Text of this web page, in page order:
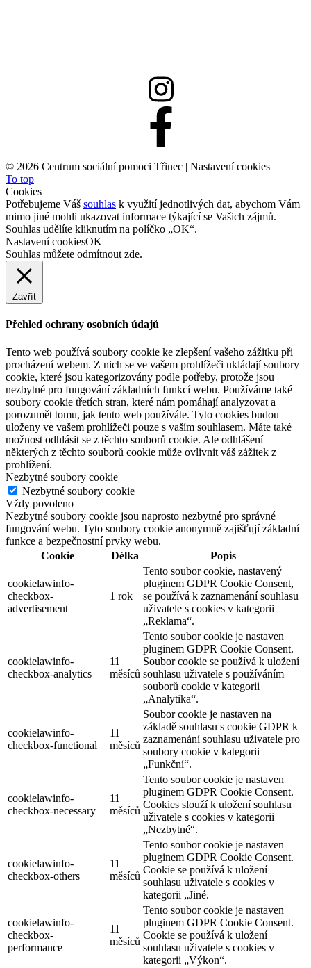
© 2026 Centrum sociální pomoci Třinec | Nastavení cookies
To top
Cookies
Potřebujeme Váš souhlas k využití jednotlivých dat, abychom Vám
mimo jiné mohli ukazovat informace týkající se Vašich zájmů.
Souhlas udělíte kliknutím na políčko „OK“.
Nastavení cookiesOK
Souhlas můžete odmítnout zde.
Zavřít
Přehled ochrany osobních údajů
Tento web používá soubory cookie ke zlepšení vašeho zážitku při
procházení webem. Z nich se ve vašem prohlížeči ukládají soubory
cookie, které jsou kategorizovány podle potřeby, protože jsou
nezbytné pro fungování základních funkcí webu. Používáme také
soubory cookie třetích stran, které nám pomáhají analyzovat a
porozumět tomu, jak tento web používáte. Tyto cookies budou
uloženy ve vašem prohlížeči pouze s vaším souhlasem. Máte také
možnost odhlásit se z těchto souborů cookie. Ale odhlášení
některých z těchto souborů cookie může ovlivnit váš zážitek z
prohlížení.
Nezbytné soubory cookie
Nezbytné soubory cookie
Vždy povoleno
Nezbytné soubory cookie jsou naprosto nezbytné pro správné
fungování webu. Tyto soubory cookie anonymně zajišťují základní
funkce a bezpečnostní prvky webu.
Cookie
Délka Popis
cookielawinfo-
checkbox-
advertisement
1 rok
Tento soubor cookie, nastavený
pluginem GDPR Cookie Consent,
se používá k zaznamenání souhlasu
uživatele s cookies v kategorii
„Reklama“.
cookielawinfo-
checkbox-analytics
11
měsíců
Tento soubor cookie je nastaven
pluginem GDPR Cookie Consent.
Soubor cookie se používá k uložení
souhlasu uživatele s používáním
souborů cookie v kategorii
„Analytika“.
cookielawinfo-
checkbox-functional
11
měsíců
Soubor cookie je nastaven na
základě souhlasu s cookie GDPR k
zaznamenání souhlasu uživatele pro
soubory cookie v kategorii
„Funkční“.
cookielawinfo-
checkbox-necessary
11
měsíců
Tento soubor cookie je nastaven
pluginem GDPR Cookie Consent.
Cookies slouží k uložení souhlasu
uživatele s cookies v kategorii
„Nezbytné“.
cookielawinfo-
checkbox-others
11
měsíců
Tento soubor cookie je nastaven
pluginem GDPR Cookie Consent.
Cookie se používá k uložení
souhlasu uživatele s cookies v
kategorii „Jiné.
cookielawinfo-
checkbox-
performance
11
měsíců
Tento soubor cookie je nastaven
pluginem GDPR Cookie Consent.
Cookie se používá k uložení
souhlasu uživatele s cookies v
kategorii „Výkon“.